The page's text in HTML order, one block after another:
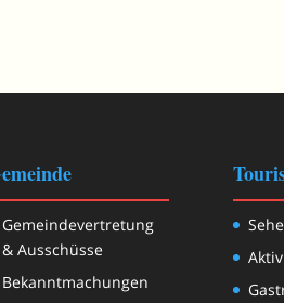
Gemeindevertretung
& Ausschüsse
Bekanntmachungen